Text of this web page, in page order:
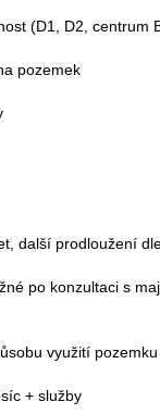
(D1, D2, centrum
pozemek
další prodloužení
po konzultaci s
využití pozemku
+ služby